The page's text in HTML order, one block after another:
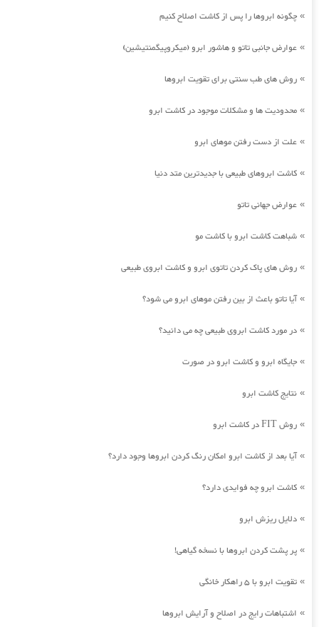
» چگونه ابروها را پس از کاشت اصلاح کنیم
» عوارض جانبی تاتو و هاشور ابرو (میکروپیگمنتیشین)
» روش های طب سنتی برای تقویت ابروها
» محدودیت ها و مشکلات موجود در کاشت ابرو
» علت از دست رفتن موهای ابرو
» کاشت ابروهای طبیعی با جدیدترین متد دنیا
» عوارض جهانی تاتو
» شباهت کاشت ابرو با کاشت مو
» روش های پاک کردن تاتوی ابرو و کاشت ابروی طبیعی
»آیا تاتو باعث از بین رفتن موهای ابرو می شود؟
» در مورد کاشت ابروی طبیعی چه می دانید؟
» جایگاه ابرو و کاشت ابرو در صورت
» نتایج کاشت ابرو
» روش FIT در کاشت ابرو
»آیا بعد از کاشت ابرو امکان رنگ کردن ابروها وجود دارد؟
» کاشت ابرو چه فوایدی دارد؟
» دلایل ریزش ابرو
» پر پشت کردن ابروها با نسخه گیاهی!
» تقویت ابرو با 5 راهکار خانگی
» اشتباهات رایج در اصلاح و آرایش ابروها